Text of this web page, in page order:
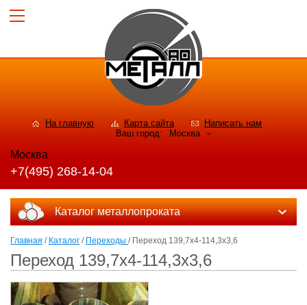
На главную Карта сайта
Написать нам
Ваш город:
Москва
Москва
+7(495) 268-14-04
Каталог металлопроката
Главная / Каталог / Переходы / Переход 139,7x4-114,3x3,6
Переход 139,7x4-114,3x3,6